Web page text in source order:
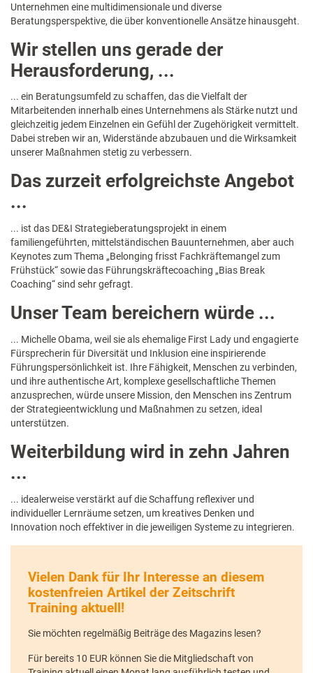
Unternehmen eine multidimensionale und diverse
Beratungsperspektive, die über konventionelle Ansätze hinausgeht.
Wir stellen uns gerade der
Herausforderung, ...
... ein Beratungsumfeld zu schaffen, das die Vielfalt der
Mitarbeitenden innerhalb eines Unternehmens als Stärke nutzt und
gleichzeitig jedem Einzelnen ein Gefühl der Zugehörigkeit vermittelt.
Dabei streben wir an, Widerstände abzubauen und die Wirksamkeit
unserer Maßnahmen stetig zu verbessern.
Das zurzeit erfolgreichste Angebot
...
... ist das DE&I Strategieberatungsprojekt in einem
familiengeführten, mittelständischen Bauunternehmen, aber auch
Keynotes zum Thema „Belonging frisst Fachkräftemangel zum
Frühstück“ sowie das Führungskräftecoaching „Bias Break
Coaching“ sind sehr gefragt.
Unser Team bereichern würde ...
... Michelle Obama, weil sie als ehemalige First Lady und engagierte
Fürsprecherin für Diversität und Inklusion eine inspirierende
Führungspersönlichkeit ist. Ihre Fähigkeit, Menschen zu verbinden,
und ihre authentische Art, komplexe gesellschaftliche Themen
anzusprechen, würde unsere Mission, den Menschen ins Zentrum
der Strategieentwicklung und Maßnahmen zu setzen, ideal
unterstützen.
Weiterbildung wird in zehn Jahren
...
... idealerweise verstärkt auf die Schaffung reflexiver und
individueller Lernräume setzen, um kreatives Denken und
Innovation noch effektiver in die jeweiligen Systeme zu integrieren.
Vielen Dank für Ihr Interesse an diesem
kostenfreien Artikel der Zeitschrift
Training aktuell!
Sie möchten regelmäßig Beiträge des Magazins lesen?
Für bereits 10 EUR können Sie die Mitgliedschaft von